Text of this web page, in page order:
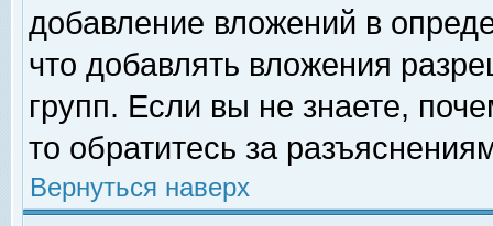
добавление вложений в
что добавлять вложения
групп. Если вы не знаете,
то обратитесь за
Вернуться наверх